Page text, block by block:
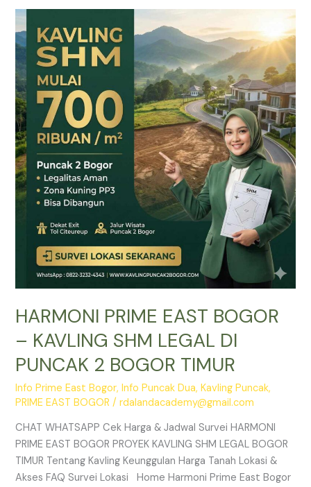
HARMONI PRIME EAST BOGOR
– KAVLING SHM LEGAL DI
PUNCAK 2 BOGOR TIMUR
Info Prime East Bogor,Info Puncak Dua,Kavling Puncak,
PRIME EAST BOGOR /rdalandacademy@gmail.com
CHAT WHATSAPP Cek Harga & Jadwal Survei HARMONI
PRIME EAST BOGOR PROYEK KAVLING SHM LEGAL BOGOR
TIMUR Tentang Kavling Keunggulan Harga Tanah Lokasi &
Akses FAQ Survei Lokasi Home Harmoni Prime East Bogor
HARMONI
PRIME
EAST
BOGOR
–
KAVLING
SHM
LEGAL
DI
PUNCAK
2
BOGOR